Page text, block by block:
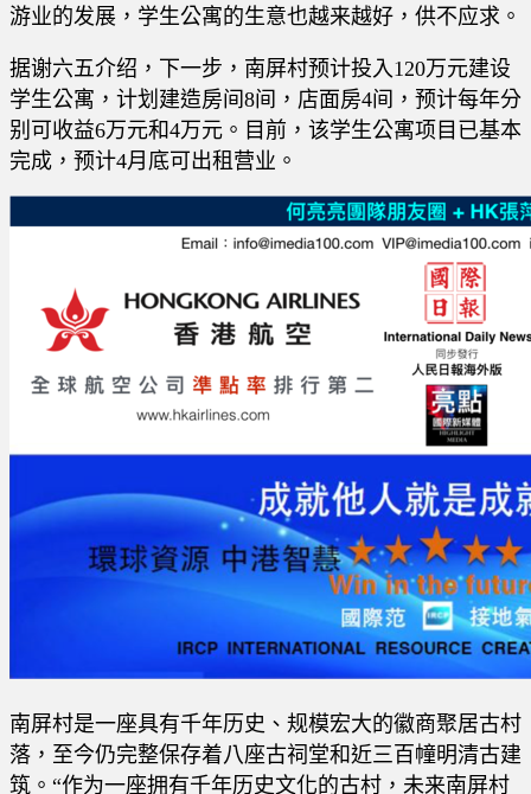
游业的发展，学生公寓的生意也越来越好，供不应求。
据谢六五介绍，下一步，南屏村预计投入120万元建设
学生公寓，计划建造房间8间，店面房4间，预计每年分
别可收益6万元和4万元。目前，该学生公寓项目已基本
完成，预计4月底可出租营业。
南屏村是一座具有千年历史、规模宏大的徽商聚居古村
落，至今仍完整保存着八座古祠堂和近三百幢明清古建
筑。“作为一座拥有千年历史文化的古村，未来南屏村